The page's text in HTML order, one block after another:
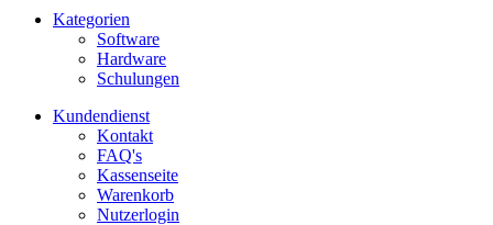
Kategorien
Software
Hardware
Schulungen
Kundendienst
Kontakt
FAQ's
Kassenseite
Warenkorb
Nutzerlogin